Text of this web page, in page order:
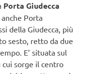
Porta Giudecca
Porta
della Giudecca, più
sesto, retto da due
E’ situata sul
sorge il centro